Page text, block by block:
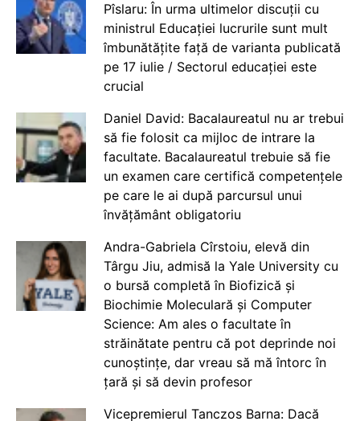
Pîslaru: În urma ultimelor discuții cu
ministrul Educației lucrurile sunt mult
îmbunătățite față de varianta publicată
pe 17 iulie / Sectorul educației este
crucial
Daniel David: Bacalaureatul nu ar trebui
să fie folosit ca mijloc de intrare la
facultate. Bacalaureatul trebuie să fie
un examen care certifică competențele
pe care le ai după parcursul unui
învățământ obligatoriu
Andra-Gabriela Cîrstoiu, elevă din
Târgu Jiu, admisă la Yale University cu
o bursă completă în Biofizică și
Biochimie Moleculară și Computer
Science: Am ales o facultate în
străinătate pentru că pot deprinde noi
cunoștințe, dar vreau să mă întorc în
țară și să devin profesor
Vicepremierul Tanczos Barna: Dacă